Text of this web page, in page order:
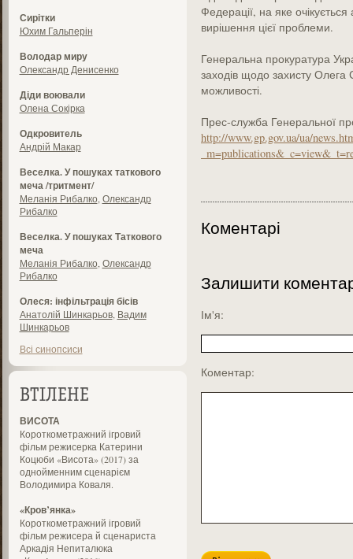
Сирітки
Юхим Гальперін
Володар миру
Олександр Денисенко
Діди воювали
Олена Сокірка
Одкровитель
Андрій Макар
Веселка. У пошуках таткового
меча /тритмент/
Меланія Рибалко Олександр
Рибалко
Веселка. У пошуках Таткового
меча
Меланія Рибалко Олександр
Рибалко
Олеся: інфільтрація бісів
Анатолій Шинкарьов, Вадим
Шинкарьов
Всі синопсиси
ВТІЛЕНЕ
ВИСОТА
Короткометражний ігровий
фільм режисерка Катерини
Коцюби «Висота» (2017) за
однойменним сценарієм
Володимира Коваля.
«Кров’янка»
Короткометражний ігровий
фільм режисера й сценариста
Аркадія Непиталюка
Федерації, на яке
вирішення цієї проблеми.
Генеральна прокуратура
заходів щодо захисту Олега
можливості.
Прес-служба Генеральної
http://www.gp.gov.ua/ua/
Коментарі
Залишити
Ім'я:
Коментар: